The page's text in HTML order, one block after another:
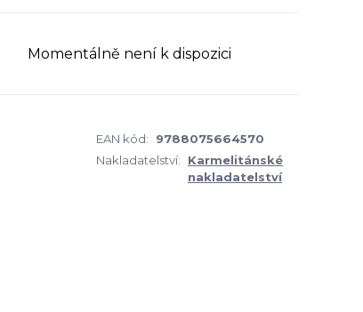
Momentálně není k dispozici
EAN kód:
9788075664570
Nakladatelství:
Karmelitánské
nakladatelství